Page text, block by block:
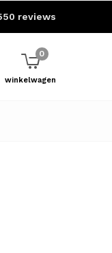
winkelwagen
0
reviews